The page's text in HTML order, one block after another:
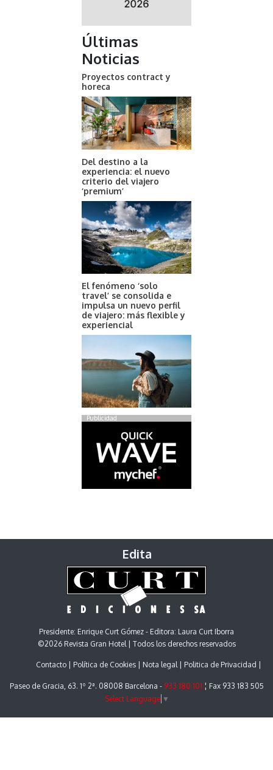
Últimas
Noticias
Proyectos contract y
horeca
Del destino a la
experiencia: el nuevo
criterio del viajero
‘premium’
El fenómeno ‘solo
travel’ se consolida e
impulsa un nuevo perfil
de viajero: más flexible y
experiencial
Publicidad
Edita
Presidente: Enrique Curt Gómez - Editora: Laura Curt Iborra
©2026 Revista Gran Hotel | Todos los derechos reservados
Contacto Política de Cookies Nota legal Politica de Privacidad
Paseo de Gracia, 63. 1º 2ª. 08008 Barcelona - 933 180 101 ¦ Fax 933 183 505
Select Language ▼